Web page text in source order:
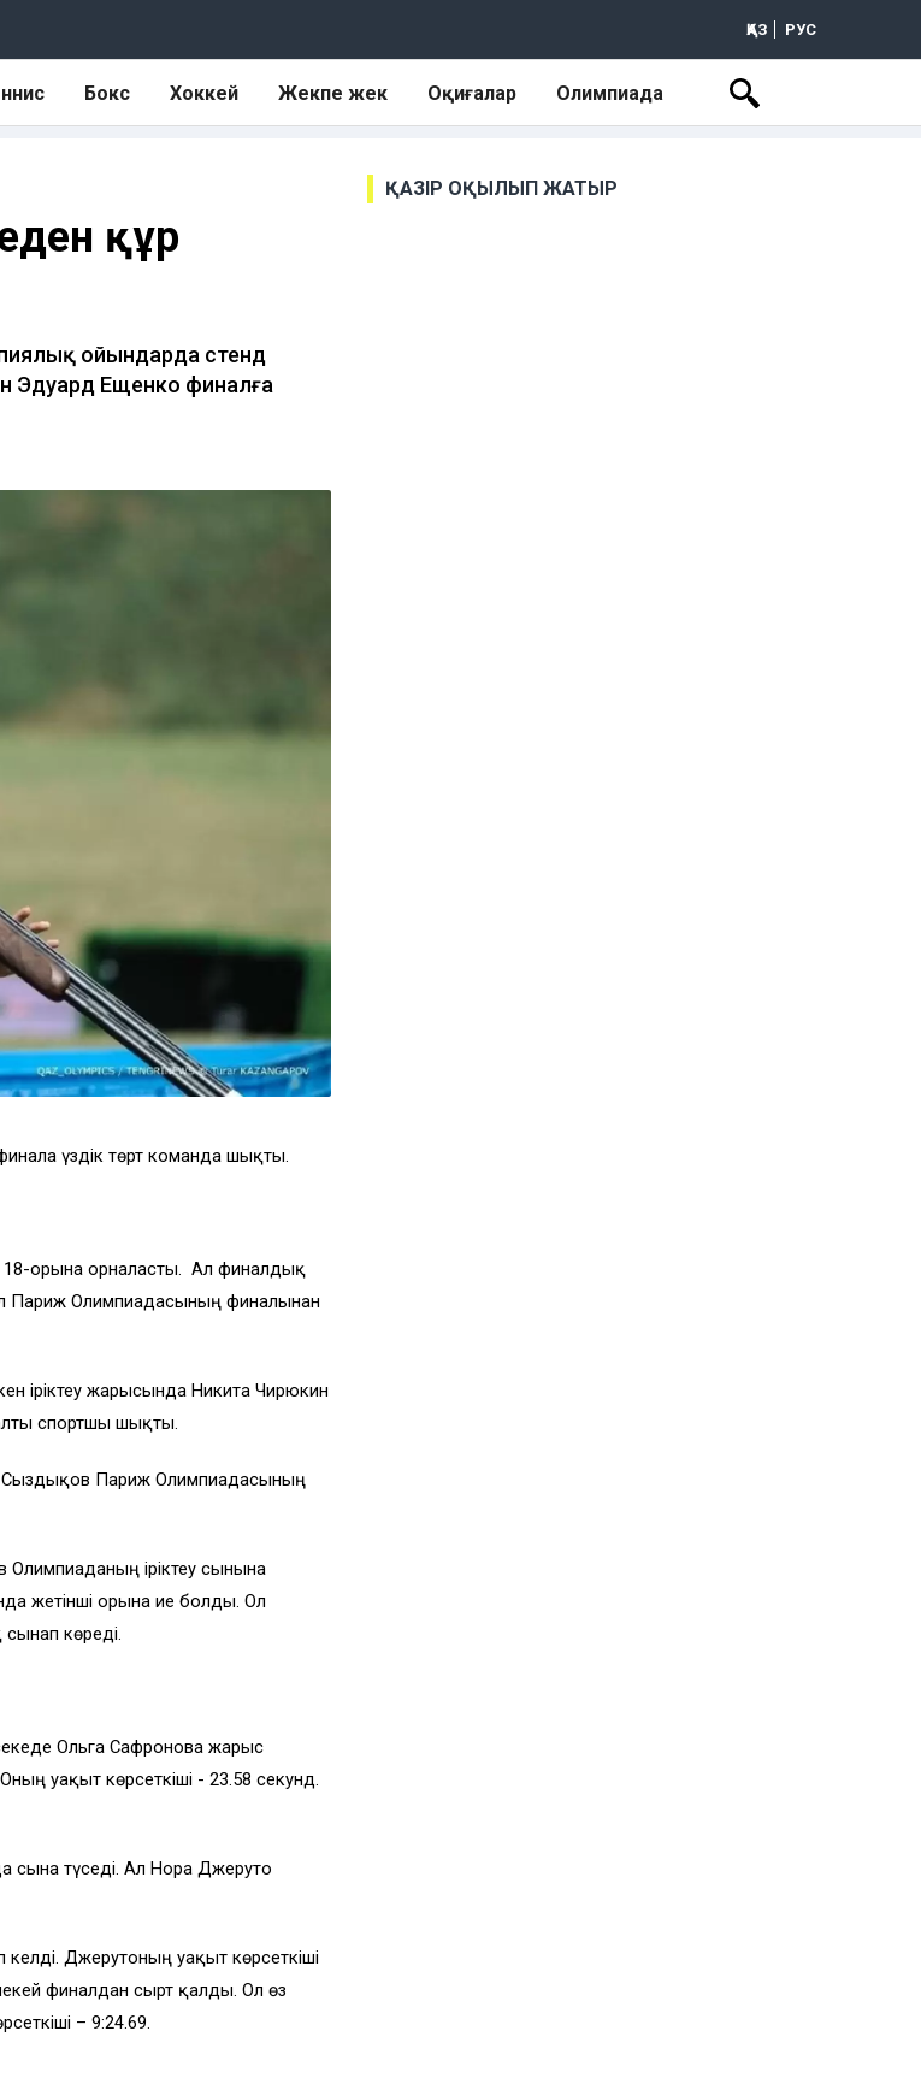
ҚАЗ РУС
Бокс Хоккей Жекпе жек Оқиғалар Олимпиада
құр
ойындарда стенд
Эдуард Ещенко финалға
үздік төрт команда шықты.
орынға орналасты. Ал финалдық
Париж Олимпиадасының финалынан
іріктеу жарысында Никита Чирюкин
спортшы шықты.
Сыздықов Париж Олимпиадасының
іріктеу сынына
жетінші орынға ие болды. Ол
көреді.
Ольга Сафронова жарыс
уақыт көрсеткіші - 23.58 секунд.
сынға түседі. Ал Нора Джеруто
Джерутоның уақыт көрсеткіші
финалдан сырт қалды. Ол өз
– 9:24.69.
ҚАЗІР ОҚЫЛЫП ЖАТЫР